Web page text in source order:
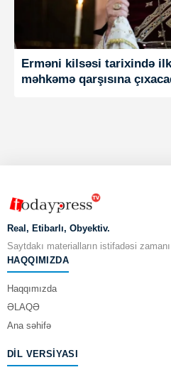
Erməni kilsəsi tarixində
məhkəmə qarşısına
Real, Etibarlı, Obyektiv.
Saytdakı materialların istifadəsi
HAQQIMIZDA
Haqqımızda
ƏLAQƏ
Ana səhifə
DIL VERSIYASI